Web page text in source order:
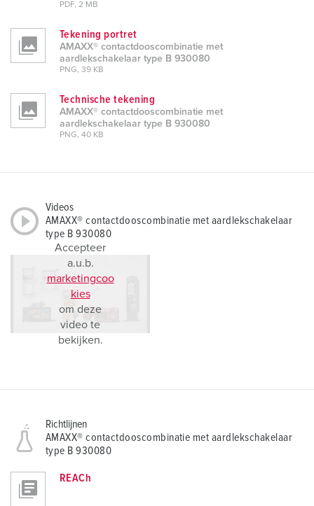
PDF, 2 MB
Tekening portret
AMAXX® contactdooscombinatie met
aardlekschakelaar type B 930080
PNG, 39 KB
Technische tekening
AMAXX® contactdooscombinatie met
aardlekschakelaar type B 930080
PNG, 40 KB
Videos
AMAXX® contactdooscombinatie met aardlekschakelaar
type B 930080
Accepteer
a.u.b.
marketingcoo
kies
om deze
video te
bekijken.
Richtlijnen
AMAXX® contactdooscombinatie met aardlekschakelaar
type B 930080
REACh